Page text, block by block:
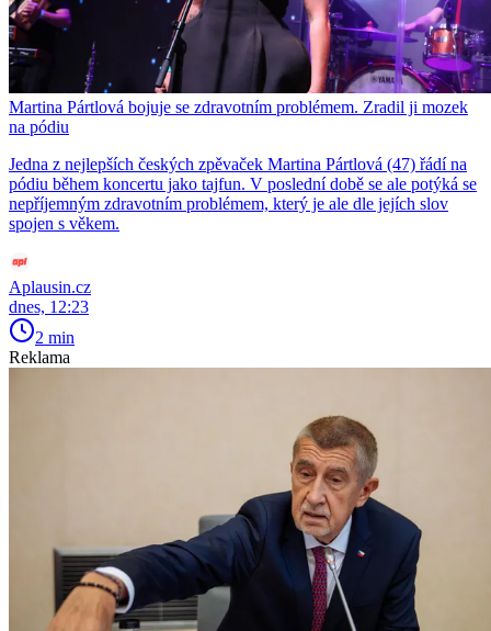
Martina Pártlová bojuje se zdravotním problémem. Zradil ji mozek
na pódiu
Jedna z nejlepších českých zpěvaček Martina Pártlová (47) řádí na
pódiu během koncertu jako tajfun. V poslední době se ale potýká se
nepříjemným zdravotním problémem, který je ale dle jejích slov
spojen s věkem.
Aplausin.cz
dnes, 12:23
2 min
Reklama